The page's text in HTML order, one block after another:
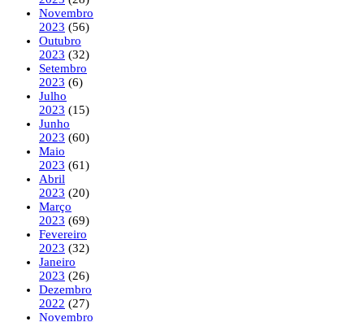
Novembro
2023 (56)
Outubro
2023 (32)
Setembro
2023 (6)
Julho
2023 (15)
Junho
2023 (60)
Maio
2023 (61)
Abril
2023 (20)
Março
2023 (69)
Fevereiro
2023 (32)
Janeiro
2023 (26)
Dezembro
2022 (27)
Novembro